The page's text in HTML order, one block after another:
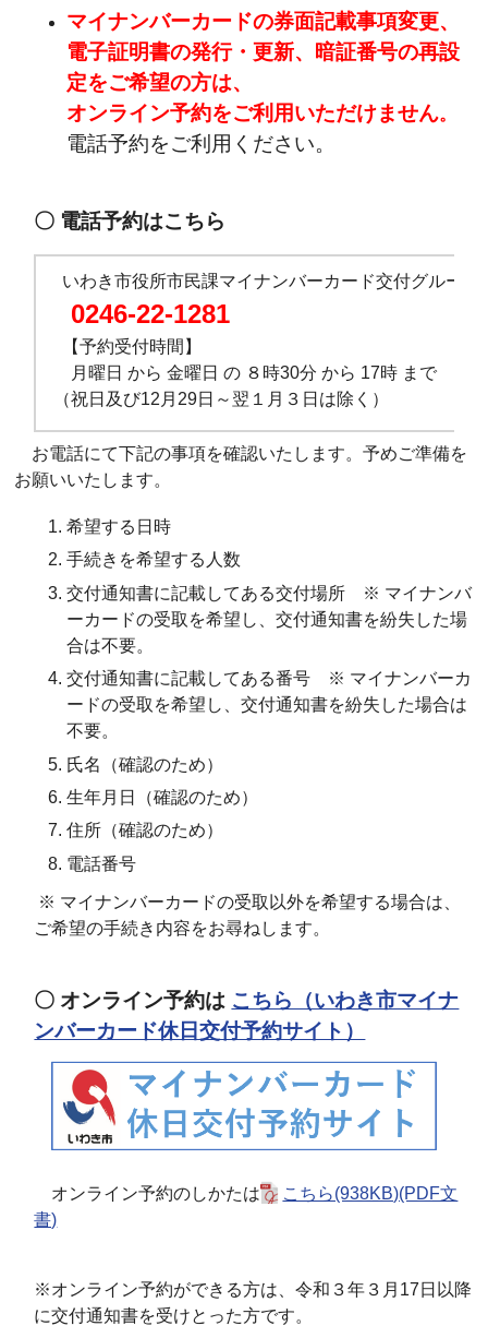
マイナンバーカードの券面記載事項変更、
電子証明書の発行・更新、暗証番号の再設
定をご希望の方は、
オンライン予約をご利用いただけません。
電話予約をご利用ください。
〇 電話予約はこちら
いわき市役所市民課マイナンバーカード交付グループ
0246-22-1281
【予約受付時間】
月曜日 から 金曜日 の ８時30分 から 17時 まで
（祝日及び12月29日～翌１月３日は除く）
お電話にて下記の事項を確認いたします。予めご準備を
お願いいたします。
希望する日時
手続きを希望する人数
交付通知書に記載してある交付場所 ※ マイナンバ
ーカードの受取を希望し、交付通知書を紛失した場
合は不要。
交付通知書に記載してある番号 ※ マイナンバーカ
ードの受取を希望し、交付通知書を紛失した場合は
不要。
氏名（確認のため）
生年月日（確認のため）
住所（確認のため）
電話番号
※ マイナンバーカードの受取以外を希望する場合は、
ご希望の手続き内容をお尋ねします。
〇 オンライン予約は こちら（いわき市マイナ
ンバーカード休日交付予約サイト）
オンライン予約のしかたは
こちら(938KB)(PDF文
書)
※オンライン予約ができる方は、令和３年３月17日以降
に交付通知書を受けとった方です。